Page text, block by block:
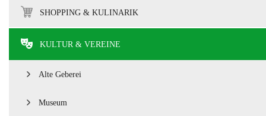
SHOPPING & KULINARIK
KULTUR & VEREINE
Alte Geberei
Museum